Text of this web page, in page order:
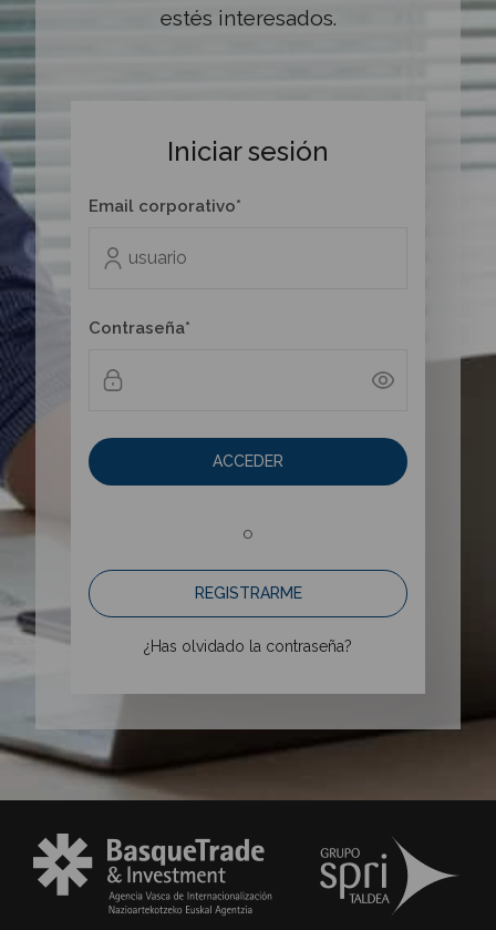
estés interesados.
Iniciar sesión
Email corporativo*
Contraseña*
ACCEDER
o
REGISTRARME
¿Has olvidado la contraseña?